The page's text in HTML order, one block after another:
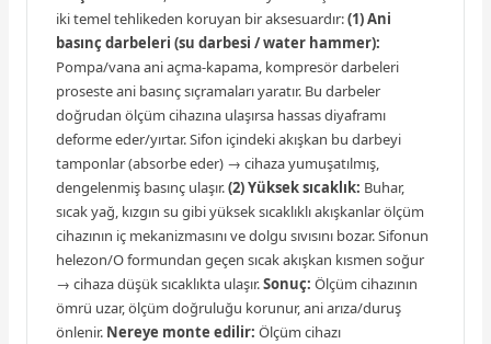
iki temel tehlikeden koruyan bir aksesuardır:(1) Ani
basınç darbeleri (su darbesi / water hammer):
Pompa/vana ani açma-kapama, kompresör darbeleri
proseste ani basınç sıçramaları yaratır. Bu darbeler
doğrudan ölçüm cihazına ulaşırsa hassas diyaframı
deforme eder/yırtar. Sifon içindeki akışkan bu darbeyi
tamponlar (absorbe eder) → cihaza yumuşatılmış,
dengelenmiş basınç ulaşır.(2) Yüksek sıcaklık: Buhar,
sıcak yağ, kızgın su gibi yüksek sıcaklıklı akışkanlar ölçüm
cihazının iç mekanizmasını ve dolgu sıvısını bozar. Sifonun
helezon/O formundan geçen sıcak akışkan kısmen soğur
→ cihaza düşük sıcaklıkta ulaşır.Sonuç: Ölçüm cihazının
ömrü uzar, ölçüm doğruluğu korunur, ani arıza/duruş
önlenir. Nereye monte edilir: Ölçüm cihazı